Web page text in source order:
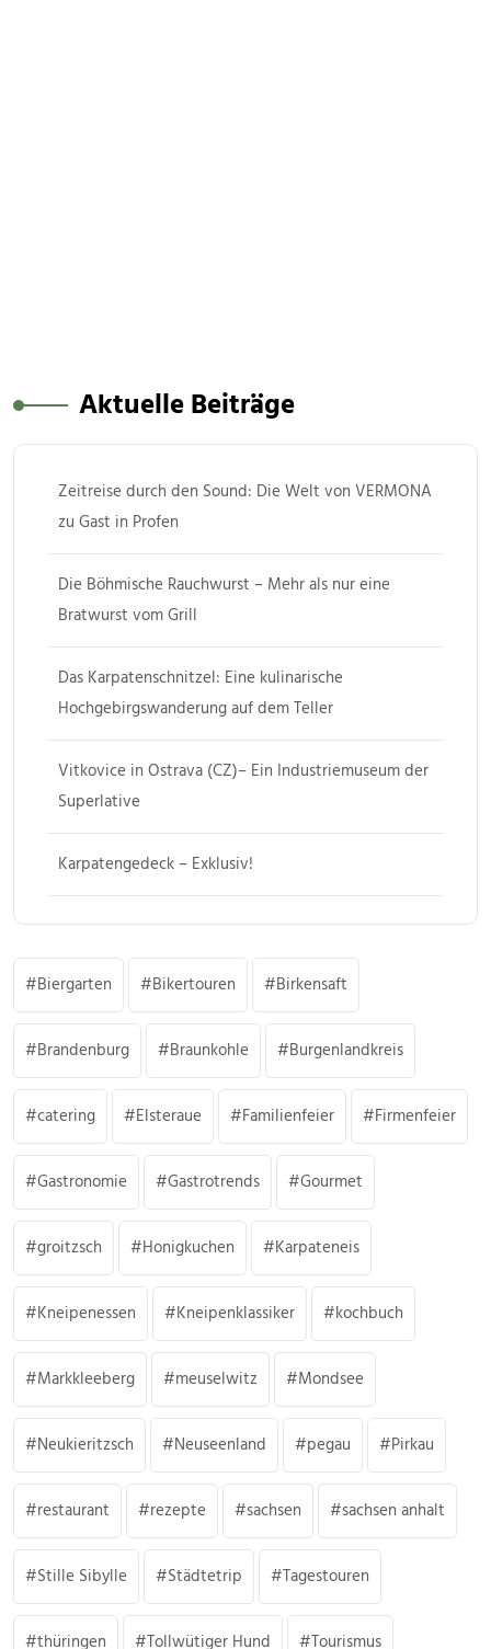
Aktuelle Beiträge
Zeitreise durch den Sound: Die Welt von VERMONA
zu Gast in Profen
Die Böhmische Rauchwurst – Mehr als nur eine
Bratwurst vom Grill
Das Karpatenschnitzel: Eine kulinarische
Hochgebirgswanderung auf dem Teller
Vitkovice in Ostrava (CZ)– Ein Industriemuseum der
Superlative
Karpatengedeck – Exklusiv!
Biergarten Bikertouren Birkensaft
Brandenburg Braunkohle Burgenlandkreis
catering Elsteraue Familienfeier Firmenfeier
Gastronomie Gastrotrends Gourmet
groitzsch Honigkuchen Karpateneis
Kneipenessen Kneipenklassiker kochbuch
Markkleeberg meuselwitz Mondsee
Neukieritzsch Neuseenland pegau Pirkau
restaurant rezepte sachsen sachsen anhalt
Stille Sibylle Städtetrip Tagestouren
thüringen Tollwütiger Hund Tourismus